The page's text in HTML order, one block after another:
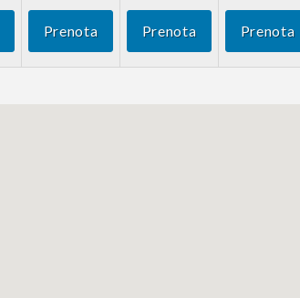
Prenota Prenota Prenota